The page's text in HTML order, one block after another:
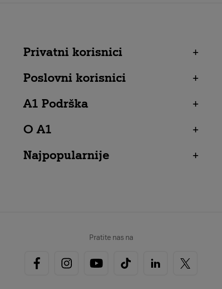
Privatni korisnici
+
Poslovni korisnici
+
A1 Podrška
+
O A1
+
Najpopularnije
+
Pratite nas na